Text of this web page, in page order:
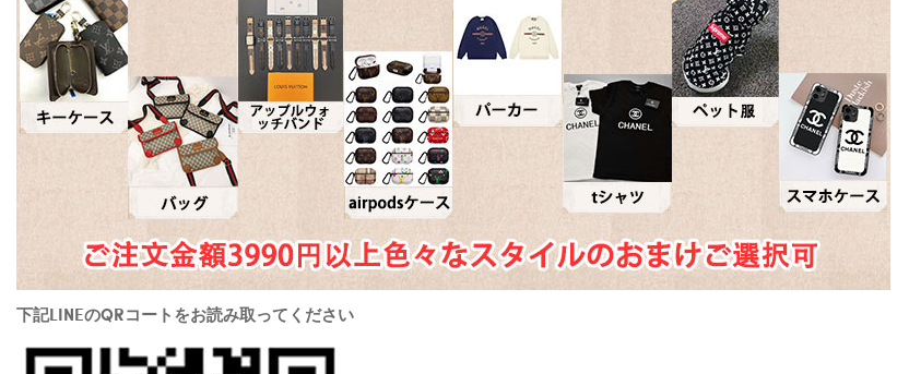
下記LINEのQRコートをお読み取ってください